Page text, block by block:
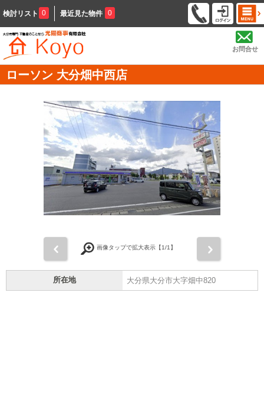
検討リスト 0 最近見た物件 0
お問合せ
ローソン 大分畑中西店
画像タップで拡大表示【1/1】
所在地 大分県大分市大字畑中820